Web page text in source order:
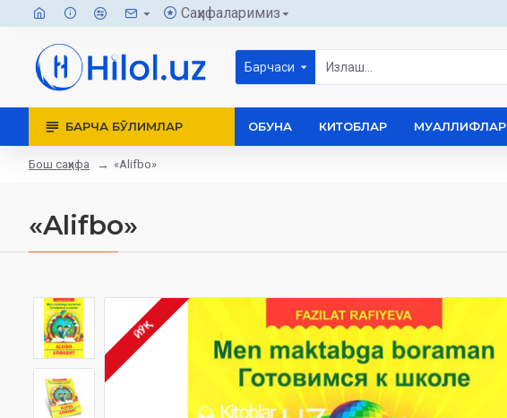
Саҳифаларимиз
Барчаси
БАРЧА БЎЛИМЛАР ОБУНА КИТОБЛАР МУАЛЛИФЛАР
Бош саҳифа «Alifbo»
«Alifbo»
ЙЎҚ